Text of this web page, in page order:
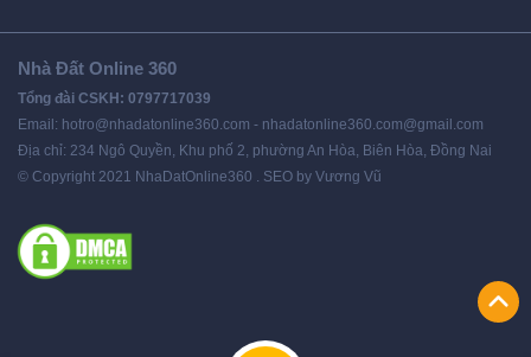
Nhà Đất Online 360
Tổng đài CSKH: 0797717039
Email: hotro@nhadatonline360.com - nhadatonline360.com@gmail.com
Địa chỉ: 234 Ngô Quyền, Khu phố 2, phường An Hòa, Biên Hòa, Đồng Nai
© Copyright 2021 NhaDatOnline360 . SEO by Vương Vũ